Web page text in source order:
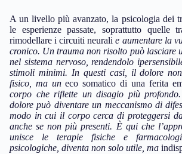
A un livello più avanzato, la psicologia dei
le esperienze passate, soprattutto quelle
rimodellare i circuiti neurali e aumentare la
cronico. Un trauma non risolto può lasciare
nel sistema nervoso, rendendolo
stimoli minimi. In questi casi, il dolore
fisico, ma uneco somatico di una ferita
corpo che riflette un disagio più
dolore può diventare un meccanismo di
modo in cui il corpo cerca di proteggersi da
anche se non più presenti. È qui che
unisce le terapie fisiche e
psicologiche, diventa non solo utile, ma